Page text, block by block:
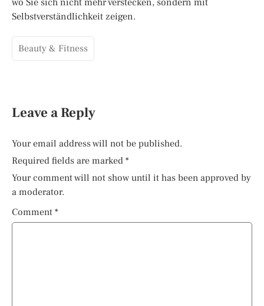
Selbstverständlichkeit zeigen.
Beauty & Fitness
Leave a Reply
Your email address will not be published.
Required fields are marked *
Your comment will not show until it has been approved by
a moderator.
Comment *